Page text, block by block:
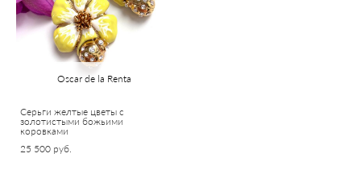
Oscar de la Renta
Серьги желтые цветы с
золотистыми божьими
коровками
25 500 pуб.